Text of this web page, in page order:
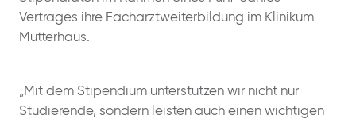
Vertrages ihre Facharztweiterbildung im Klinikum
Mutterhaus.
„Mit dem Stipendium unterstützen wir nicht nur
Studierende, sondern leisten auch einen wichtigen